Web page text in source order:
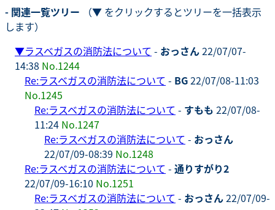
- 関連一覧ツリー （▼ をクリックするとツリーを一括表示
します）
▼ラスベガスの消防法について - おっさん22/07/07-
14:38 No.1244
Re:ラスベガスの消防法について - BG22/07/08-11:03
No.1245
Re:ラスベガスの消防法について - すもも 22/07/08-
11:24 No.1247
Re:ラスベガスの消防法について - おっさん
22/07/09-08:39 No.1248
Re:ラスベガスの消防法について - 通りすがり2
22/07/09-16:10 No.1251
Re:ラスベガスの消防法について - おっさん22/07/09-